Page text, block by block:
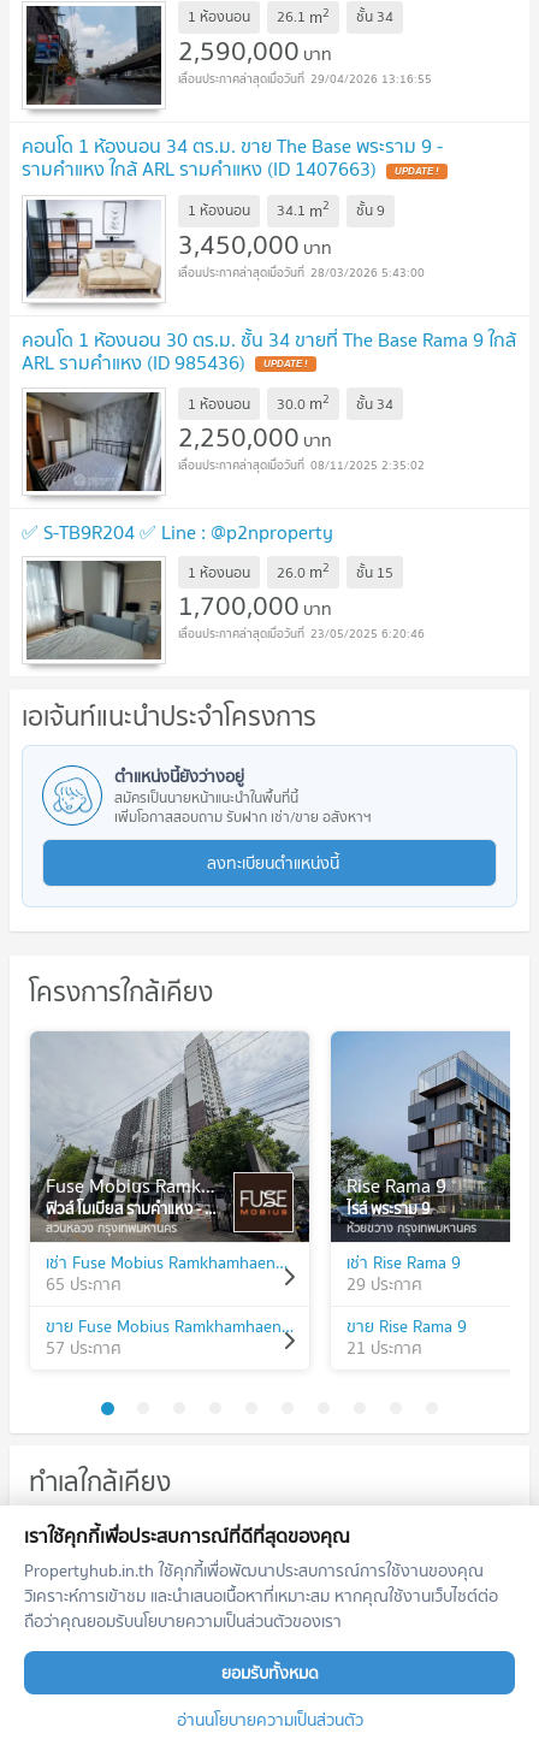
1 ห้องนอน 26.1 m2 ชั้น 34
2,590,000 บาท
29/04/2026 13:16:55
คอนโด 1 ห้องนอน 34 ตร.ม. ขาย The Base พระราม 9 -
รามคำแหง ใกล้ ARL รามคำแหง (ID 1407663) UPDATE !
1 ห้องนอน 34.1 m2 ชั้น9
3,450,000 บาท
28/03/2026 5:43:00
คอนโด 1 ห้องนอน 30 ตร.ม. ชั้น 34 ขายที่ The Base Rama 9 ใกล้
ARL รามคำแหง (ID 985436) UPDATE !
1 ห้องนอน 30.0 m2 ชั้น 34
2,250,000 บาท
08/11/2025 2:35:02
✅ S-TB9R204 ✅ Line : @p2nproperty
1 ห้องนอน 26.0 m2 ชั้น 15
1,700,000 บาท
23/05/2025 6:20:46
เอเจ้นท์แนะนำประจำโครงการ
ตำแหน่งนี้ยังว่างอยู่
สมัครเป็นนายหน้าแนะนำในพื้นที่นี้
เพิ่มโอกาสสอบถาม รับฝาก เช่า/ขาย อสังหาฯ
ลงทะเบียนตำแหน่งนี้
โครงการใกล้เคียง
Fuse Mobius Ramkhamhaeng - Klongton
ฟิวส์ โมเบียส รามคำแหง - คลองตัน
สวนหลวง กรุงเทพมหานคร
เช่า Fuse Mobius Ramkhamhaeng - Klongton
65 ประกาศ
ขาย Fuse Mobius Ramkhamhaeng - Klongton
57 ประกาศ
Rise Rama 9
ไรส์ พระราม 9
ห้วยขวาง กรุงเทพมหานคร
เช่า Rise Rama 9
29 ประกาศ
ขาย Rise Rama 9
21 ประกาศ
ทำเลใกล้เคียง
รถไฟฟ้า
A5 คอนโด แอร์พอร์ต ลิงค์ รามคำแหง
39 โครงการ
มีคอนโดให้เช่า 2,065 ประกาศ
ขายคอนโด แอร์พอร์ต ลิงค์ รามคำแหง
มีคอนโดขาย 1,120 ประกาศ
เราใช้คุกกี้เพื่อประสบการณ์ที่ดีที่สุดของคุณ
Propertyhub.in.th ใช้คุกกี้เพื่อพัฒนาประสบการณ์การใช้งานของคุณ
วิเคราะห์การเข้าชม และนำเสนอเนื้อหาที่เหมาะสม หากคุณใช้งานเว็บไซต์ต่อ
ถือว่าคุณยอมรับนโยบายความเป็นส่วนตัวของเรา
ยอมรับทั้งหมด
อ่านนโยบายความเป็นส่วนตัว